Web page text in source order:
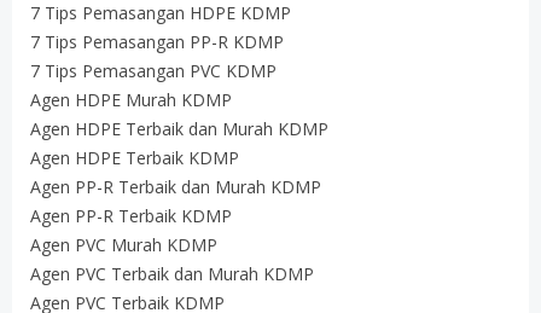
7 Tips Pemasangan HDPE KDMP
7 Tips Pemasangan PP-R KDMP
7 Tips Pemasangan PVC KDMP
Agen HDPE Murah KDMP
Agen HDPE Terbaik dan Murah KDMP
Agen HDPE Terbaik KDMP
Agen PP-R Terbaik dan Murah KDMP
Agen PP-R Terbaik KDMP
Agen PVC Murah KDMP
Agen PVC Terbaik dan Murah KDMP
Agen PVC Terbaik KDMP